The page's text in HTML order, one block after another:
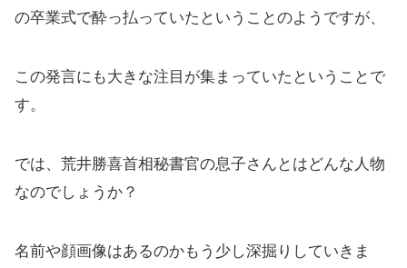
の卒業式で酔っ払っていたということのようですが、
この発言にも大きな注目が集まっていたということで
す。
では、荒井勝喜首相秘書官の息子さんとはどんな人物
なのでしょうか？
名前や顔画像はあるのかもう少し深掘りしていきま